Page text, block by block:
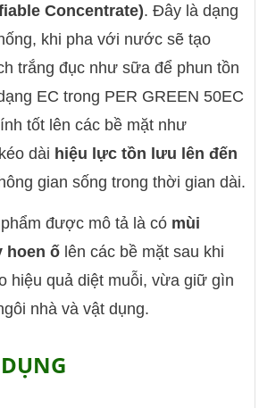
Concentrate). Đây là dạng
khi pha với nước sẽ tạo
trắng đục như sữa để phun tồn
EC trong PER GREEN 50EC
tốt lên các bề mặt như
dài hiệu lực tồn lưu lên đến
gian sống trong thời gian dài.
được mô tả là có mùi
hoen ố lên các bề mặt sau khi
hiệu quả diệt muỗi, vừa giữ gìn
nhà và vật dụng.